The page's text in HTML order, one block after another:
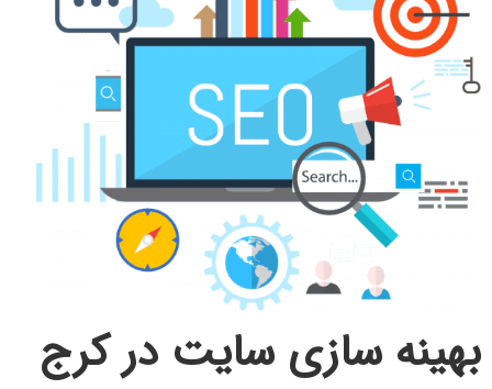
بهینه سازی سایت در کرج